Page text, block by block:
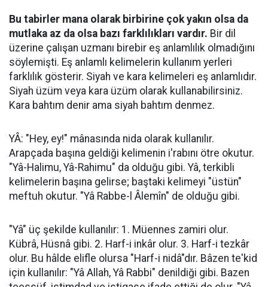
Bu tabirler mana olarak birbirine çok yakın olsa da
mutlaka az da olsa bazı farklılıkları vardır. Bir dil
üzerine çalışan uzmanı birebir eş anlamlılık olmadığını
söylemişti. Eş anlamlı kelimelerin kullanım yerleri
farklılık gösterir. Siyah ve kara kelimeleri eş anlamlıdır.
Siyah üzüm veya kara üzüm olarak kullanabilirsiniz.
Kara bahtım denir ama siyah bahtım denmez.
YÂ: "Hey, ey!" mânasında nida olarak kullanılır.
Arapçada başına geldiği kelimenin i'rabını ötre okutur.
"Yâ-Halimu, Yâ-Rahimu" da olduğu gibi. Yâ, terkibli
kelimelerin başına gelirse; baştaki kelimeyi "üstün"
meftuh okutur. "Yâ Rabbe-l Âlemîn" de olduğu gibi.
"Yâ" üç şekilde kullanılır: 1. Müennes zamiri olur.
Kübrâ, Hüsnâ gibi. 2. Harf-i inkâr olur. 3. Harf-i tezkâr
olur. Bu hâlde elifle olursa "Harf-i nidâ"dır. Bâzen te'kid
için kullanılır: "Yâ Allah, Yâ Rabbi" denildiği gibi. Bazen